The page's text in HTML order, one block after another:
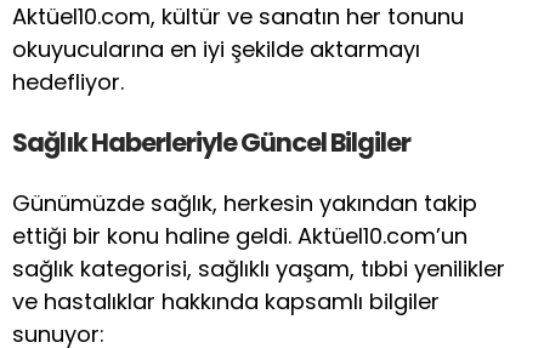
Aktüel10.com, kültür ve sanatın her tonunu
okuyucularına en iyi şekilde aktarmayı
hedefliyor.
Sağlık Haberleriyle Güncel Bilgiler
Günümüzde sağlık, herkesin yakından takip
ettiği bir konu haline geldi. Aktüel10.com’un
sağlık kategorisi, sağlıklı yaşam, tıbbi yenilikler
ve hastalıklar hakkında kapsamlı bilgiler
sunuyor: